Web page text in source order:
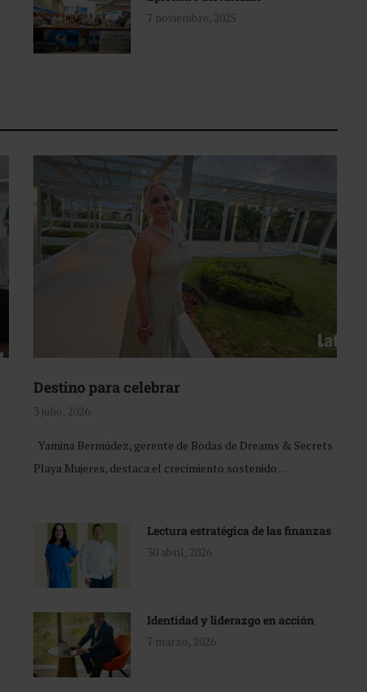
7 noviembre, 2025
Destino para celebrar
3 julio, 2026
Yamina Bermúdez, gerente de Bodas de Dreams & Secrets
Playa Mujeres, destaca el crecimiento sostenido …
Lectura estratégica de las finanzas
30 abril, 2026
Identidad y liderazgo en acción
7 marzo, 2026